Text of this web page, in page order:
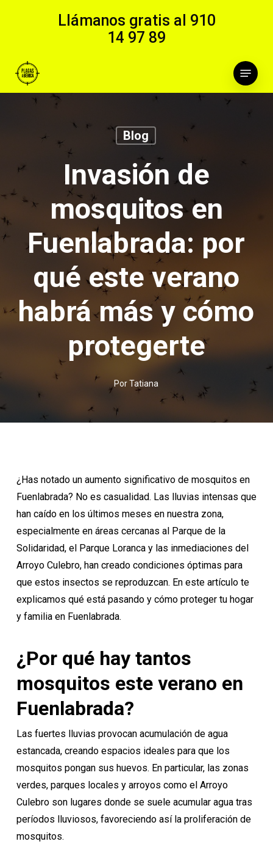
content
Llámanos gratis al 910
14 97 89
Menu
Blog
Invasión de
mosquitos en
Fuenlabrada: por
qué este verano
habrá más y cómo
protegerte
Por Tatiana
¿Has notado un aumento significativo de mosquitos en
Fuenlabrada? No es casualidad. Las lluvias intensas que
han caído en los últimos meses en nuestra zona,
especialmente en áreas cercanas al Parque de la
Solidaridad, el Parque Loranca y las inmediaciones del
Arroyo Culebro, han creado condiciones óptimas para
que estos insectos se reproduzcan. En este artículo te
explicamos qué está pasando y cómo proteger tu hogar
y familia en Fuenlabrada.
¿Por qué hay tantos
mosquitos este verano en
Fuenlabrada?
Las fuertes lluvias provocan acumulación de agua
estancada, creando espacios ideales para que los
mosquitos pongan sus huevos. En particular, las zonas
verdes, parques locales y arroyos como el Arroyo
Culebro son lugares donde se suele acumular agua tras
períodos lluviosos, favoreciendo así la proliferación de
mosquitos.